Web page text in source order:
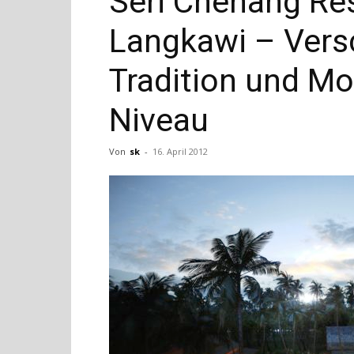
Langkawi –
Tradition und
Niveau
Von sk - 16. April 2012